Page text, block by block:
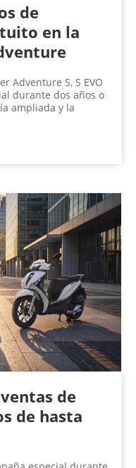
de
en la
Adventure S, S EVO
durante dos años o
ampliada y la
de
de hasta